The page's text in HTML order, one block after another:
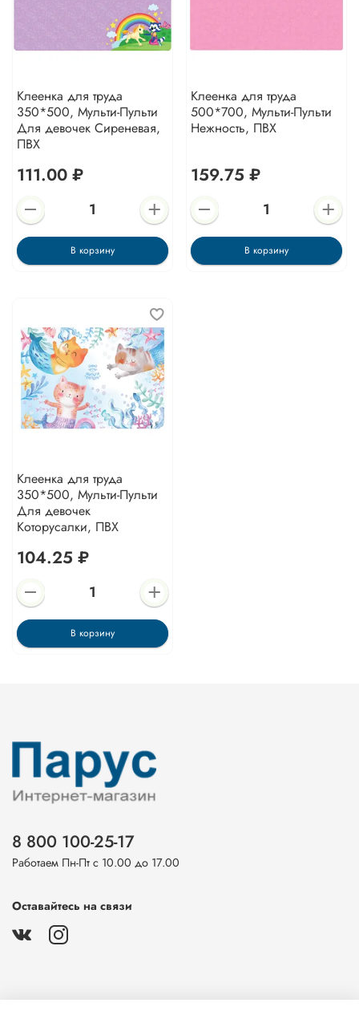
Клеенка для труда
350*500, Мульти-Пульти
Для девочек Сиреневая,
ПВХ
111.00 ₽
В корзину
Клеенка для труда
500*700, Мульти-Пульти
Нежность, ПВХ
159.75 ₽
В корзину
Клеенка для труда
350*500, Мульти-Пульти
Для девочек
Которусалки, ПВХ
104.25 ₽
В корзину
8 800 100-25-17
Работаем Пн-Пт с 10.00 до 17.00
Оставайтесь на связи